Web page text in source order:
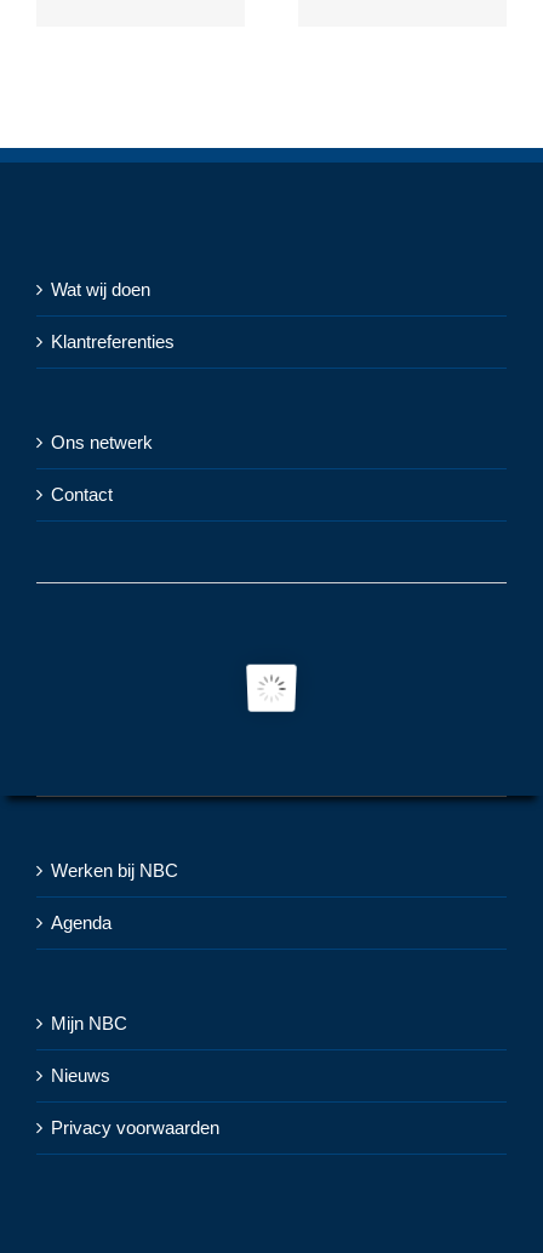
Wat wij doen
Klantreferenties
Ons netwerk
Contact
Werken bij NBC
Agenda
Mijn NBC
Nieuws
Privacy voorwaarden